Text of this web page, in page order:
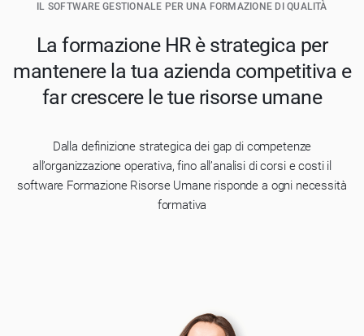
IL SOFTWARE GESTIONALE PER UNA FORMAZIONE DI QUALITÀ
La formazione HR è strategica per
mantenere la tua azienda competitiva e
far crescere le tue risorse umane
Dalla definizione strategica dei gap di competenze
all’organizzazione operativa, fino all’analisi di corsi e costi il
software Formazione Risorse Umane risponde a ogni necessità
formativa